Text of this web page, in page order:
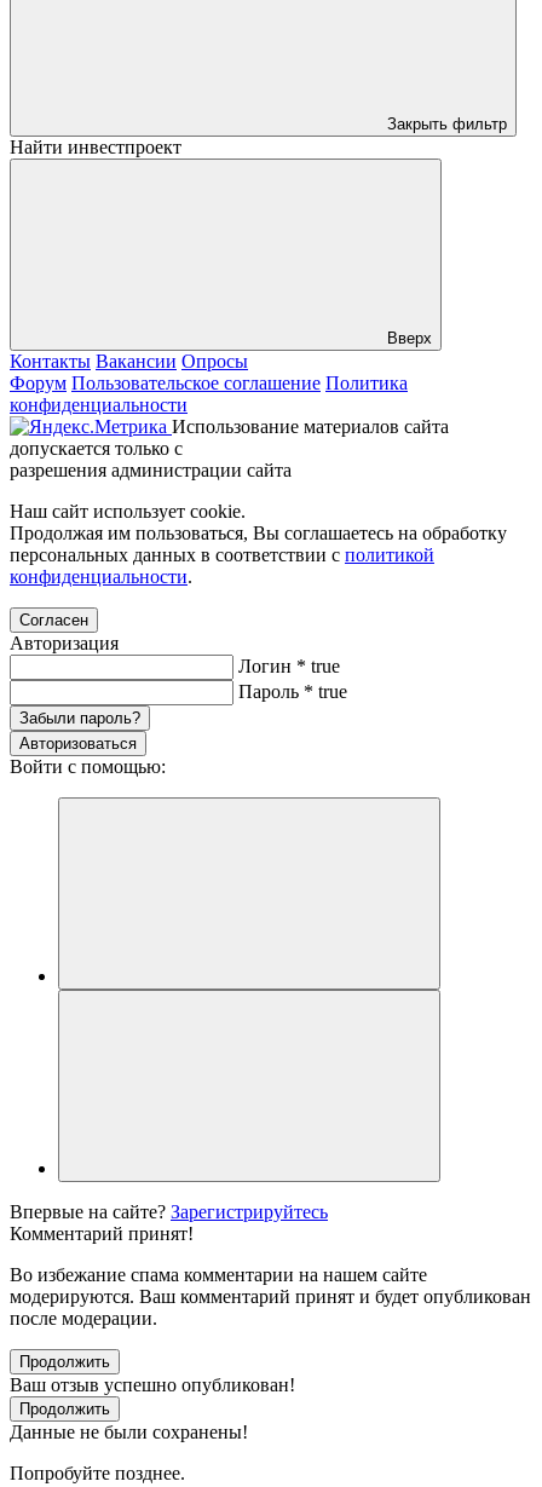
Закрыть фильтр
Найти инвестпроект
Вверх
Контакты Вакансии Опросы
Форум Пользовательское соглашение Политика
конфиденциальности
Использование материалов сайта
допускается только с
разрешения администрации сайта
Наш сайт использует cookie.
Продолжая им пользоваться, Вы соглашаетесь на обработку
персональных данных в соответствии с политикой
конфиденциальности.
Согласен
Авторизация
Логин * true
Пароль * true
Забыли пароль?
Авторизоваться
Войти с помощью:
Впервые на сайте? Зарегистрируйтесь
Комментарий принят!
Во избежание спама комментарии на нашем сайте
модерируются. Ваш комментарий принят и будет опубликован
после модерации.
Продолжить
Ваш отзыв успешно опубликован!
Продолжить
Данные не были сохранены!
Попробуйте позднее.